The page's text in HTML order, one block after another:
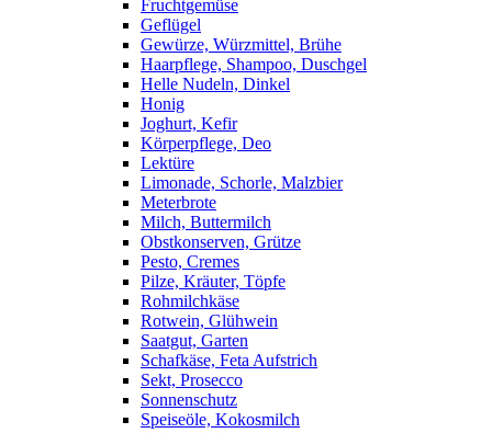
Fruchtgemüse
Geflügel
Gewürze, Würzmittel, Brühe
Haarpflege, Shampoo, Duschgel
Helle Nudeln, Dinkel
Honig
Joghurt, Kefir
Körperpflege, Deo
Lektüre
Limonade, Schorle, Malzbier
Meterbrote
Milch, Buttermilch
Obstkonserven, Grütze
Pesto, Cremes
Pilze, Kräuter, Töpfe
Rohmilchkäse
Rotwein, Glühwein
Saatgut, Garten
Schafkäse, Feta Aufstrich
Sekt, Prosecco
Sonnenschutz
Speiseöle, Kokosmilch